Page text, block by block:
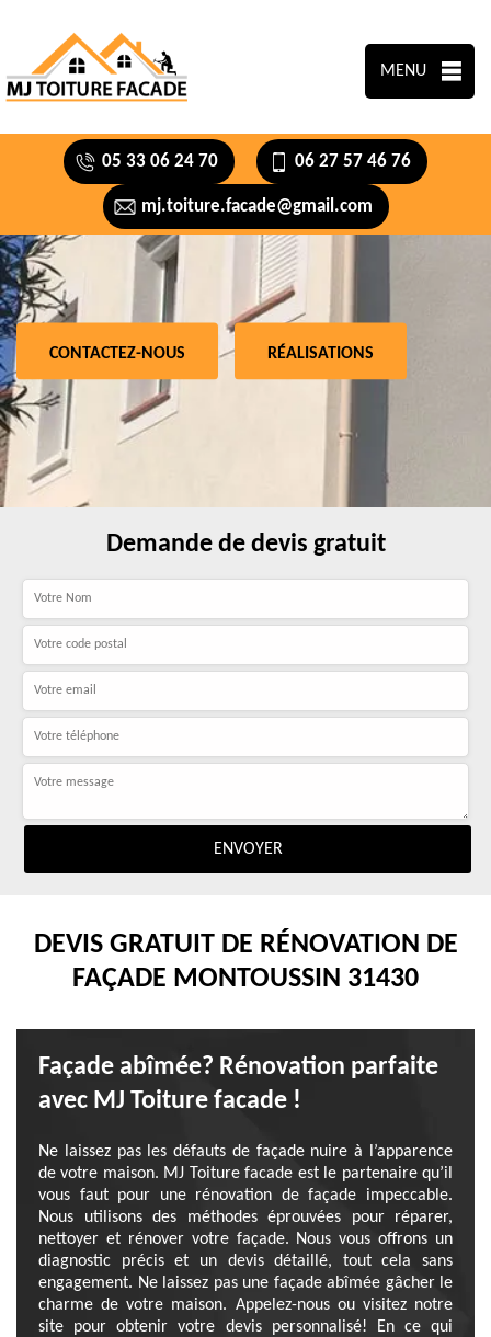
MENU
05 33 06 24 70 06 27 57 46 76
mj.toiture.facade@gmail.com
CONTACTEZ-NOUS RÉALISATIONS
Demande de devis gratuit
DEVIS GRATUIT DE RÉNOVATION DE
FAÇADE MONTOUSSIN 31430
Façade abîmée? Rénovation parfaite
avec MJ Toiture facade !
Ne laissez pas les défauts de façade nuire à l’apparence
de votre maison. MJ Toiture facade est le partenaire qu’il
vous faut pour une rénovation de façade impeccable.
Nous utilisons des méthodes éprouvées pour réparer,
nettoyer et rénover votre façade. Nous vous offrons un
diagnostic précis et un devis détaillé, tout cela sans
engagement. Ne laissez pas une façade abîmée gâcher le
charme de votre maison. Appelez-nous ou visitez notre
site pour obtenir votre devis personnalisé! En ce qui